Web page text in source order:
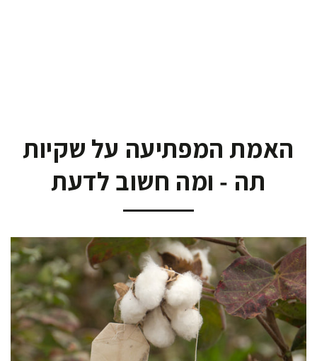
האמת המפתיעה על שקיות
תה - ומה חשוב לדעת